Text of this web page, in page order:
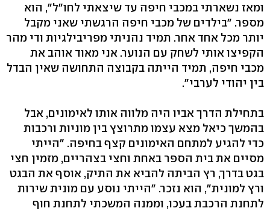
ומאז נשארתי במכבי חיפה עד שיצאתי לחו"ל", הוא
מספר. "בילדים של מכבי חיפה הרגשתי שאני מקבל
יותר מכל אחד אחר. תמיד נהניתי מפריבילגיות ודי מהר
הקפיצו אותי לשחק עם הנוער. אני מאוד אוהב את
מכבי חיפה, תמיד הייתה בקבוצה התחושה שאין הבדל
בין יהודי לערבי".
בתחילת הדרך אביו היה מלווה אותו לאימונים, אבל
בהמשך כיאל מצא עצמו מתרוצץ בין מוניות ורכבות
כדי להגיע למתחם האימונים קצף בחיפה. "הייתי
מסיים את בית הספר באחת וחצי בצהריים, מזמין חצי
בגט בדרך, רץ הביתה להביא את התיק, אוסף את הבגט
ורץ למונית", הוא נזכר. "הייתי נוסע עם מונית שירות
לתחנת הרכבת בעכו, וממנה המשכתי לתחנת חוף